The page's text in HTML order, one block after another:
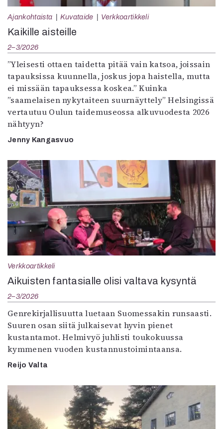
Ajankohtaista Kuvataide Verkkoartikkeli
Kaikille aisteille
2–3/2026
”Yleisesti ottaen taidetta pitää vain katsoa, joissain
tapauksissa kuunnella, joskus jopa haistella, mutta
ei missään tapauksessa koskea.” Kuinka
”saamelaisen nykytaiteen suurnäyttely” Helsingissä
vertautuu Oulun taidemuseossa alkuvuodesta 2026
nähtyyn?
Jenny Kangasvuo
Verkkoartikkeli
Aikuisten fantasialle olisi valtava kysyntä
2–3/2026
Genrekirjallisuutta luetaan Suomessakin runsaasti.
Suuren osan siitä julkaisevat hyvin pienet
kustantamot. Helmivyö juhlisti toukokuussa
kymmenen vuoden kustannustoimintaansa.
Reijo Valta